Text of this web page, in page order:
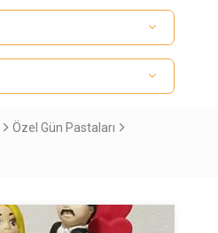
Özel Gün Pastaları